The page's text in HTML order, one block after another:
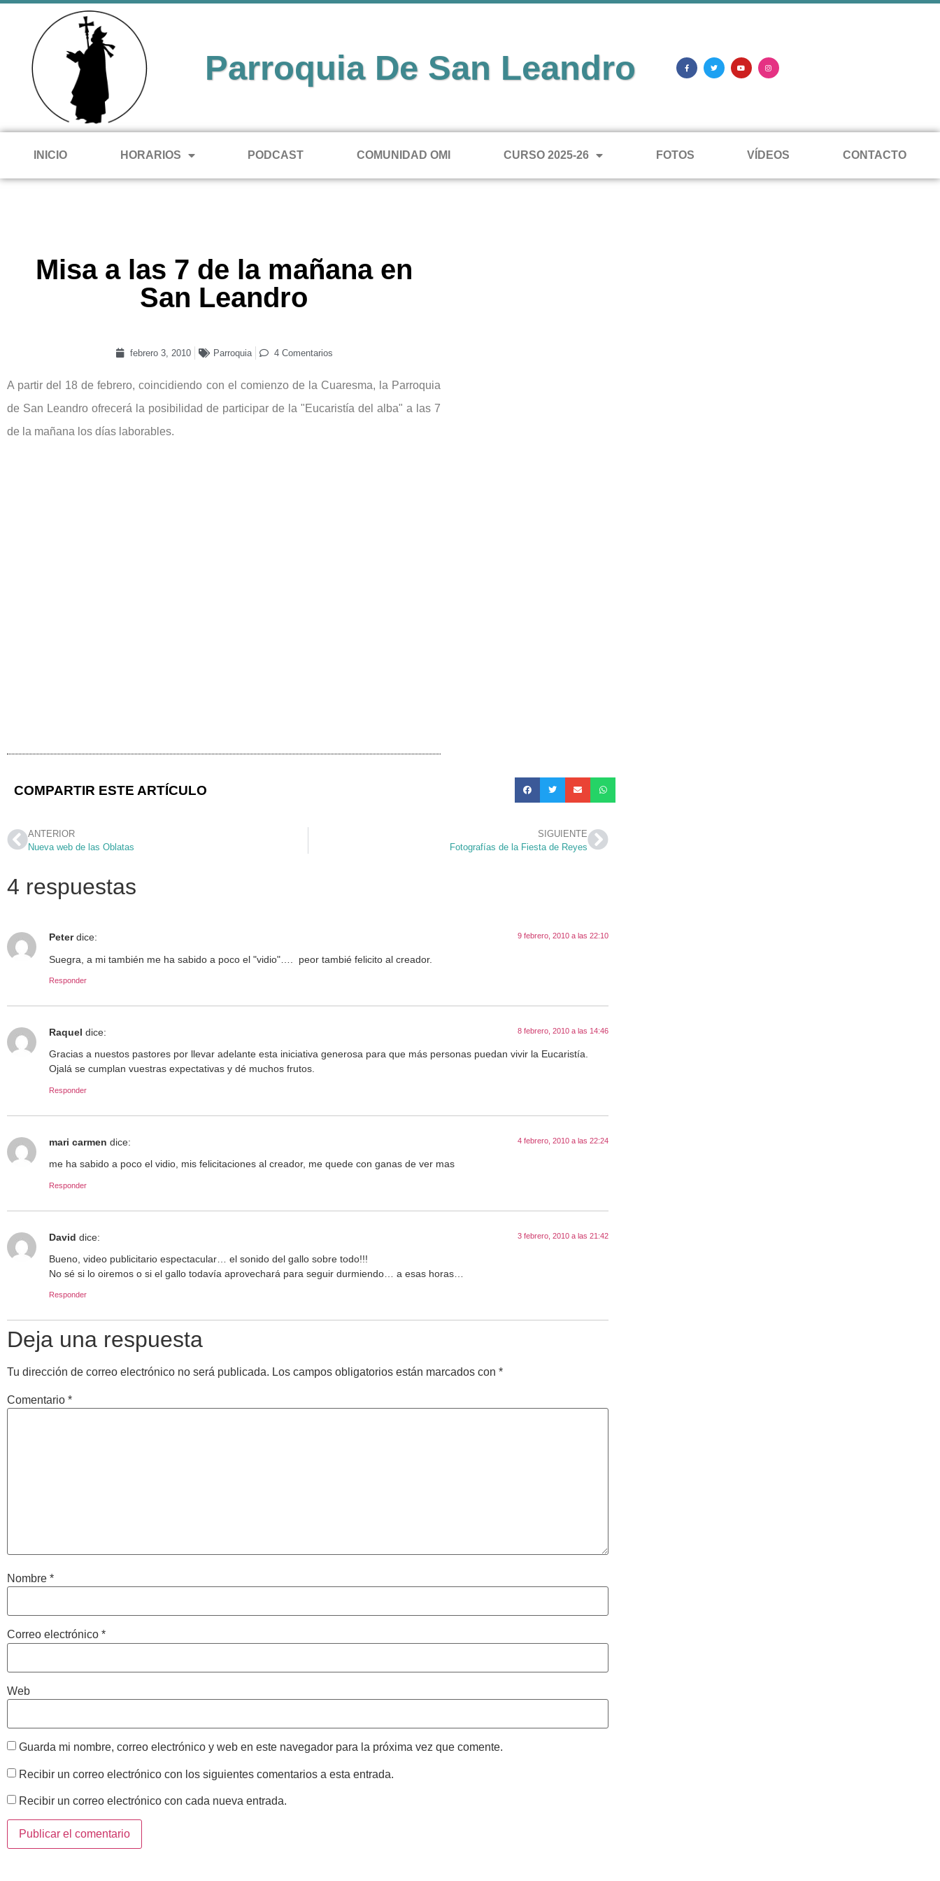
Parroquia De San Leandro
INICIO HORARIOS PODCAST COMUNIDAD OMI CURSO 2025-26 FOTOS VÍDEOS CONTACTO
Misa a las 7 de la mañana en
San Leandro
febrero 3, 2010 Parroquia 4 Comentarios
A partir del 18 de febrero, coincidiendo con el comienzo de la Cuaresma, la Parroquia
de San Leandro ofrecerá la posibilidad de participar de la "Eucaristía del alba" a las 7
de la mañana los días laborables.
COMPARTIR ESTE ARTÍCULO
ANTERIOR
Nueva web de las Oblatas
SIGUIENTE
Fotografías de la Fiesta de Reyes
4 respuestas
Peter dice: 9 febrero, 2010 a las 22:10
Suegra, a mi también me ha sabido a poco el "vidio"…. peor tambié felicito al creador.
Responder
Raquel dice: 8 febrero, 2010 a las 14:46
Gracias a nuestos pastores por llevar adelante esta iniciativa generosa para que más personas puedan vivir la Eucaristía.
Ojalá se cumplan vuestras expectativas y dé muchos frutos.
Responder
mari carmen dice: 4 febrero, 2010 a las 22:24
me ha sabido a poco el vidio, mis felicitaciones al creador, me quede con ganas de ver mas
Responder
David dice: 3 febrero, 2010 a las 21:42
Bueno, video publicitario espectacular… el sonido del gallo sobre todo!!!
No sé si lo oiremos o si el gallo todavía aprovechará para seguir durmiendo… a esas horas…
Responder
Deja una respuesta
Tu dirección de correo electrónico no será publicada. Los campos obligatorios están marcados con *
Comentario *
Nombre *
Correo electrónico *
Web
Guarda mi nombre, correo electrónico y web en este navegador para la próxima vez que comente.
Recibir un correo electrónico con los siguientes comentarios a esta entrada.
Recibir un correo electrónico con cada nueva entrada.